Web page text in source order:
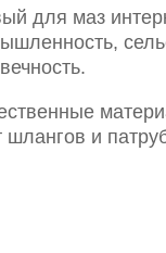
для маз
и